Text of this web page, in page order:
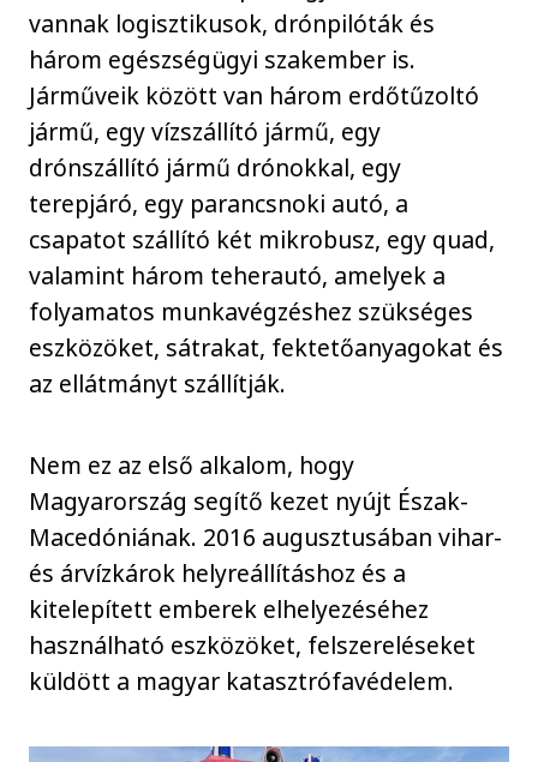
vannak logisztikusok, drónpilóták és
három egészségügyi szakember is.
Járműveik között van három erdőtűzoltó
jármű, egy vízszállító jármű, egy
drónszállító jármű drónokkal, egy
terepjáró, egy parancsnoki autó, a
csapatot szállító két mikrobusz, egy quad,
valamint három teherautó, amelyek a
folyamatos munkavégzéshez szükséges
eszközöket, sátrakat, fektetőanyagokat és
az ellátmányt szállítják.
Nem ez az első alkalom, hogy
Magyarország segítő kezet nyújt Észak-
Macedóniának. 2016 augusztusában vihar-
és árvízkárok helyreállításhoz és a
kitelepített emberek elhelyezéséhez
használható eszközöket, felszereléseket
küldött a magyar katasztrófavédelem.